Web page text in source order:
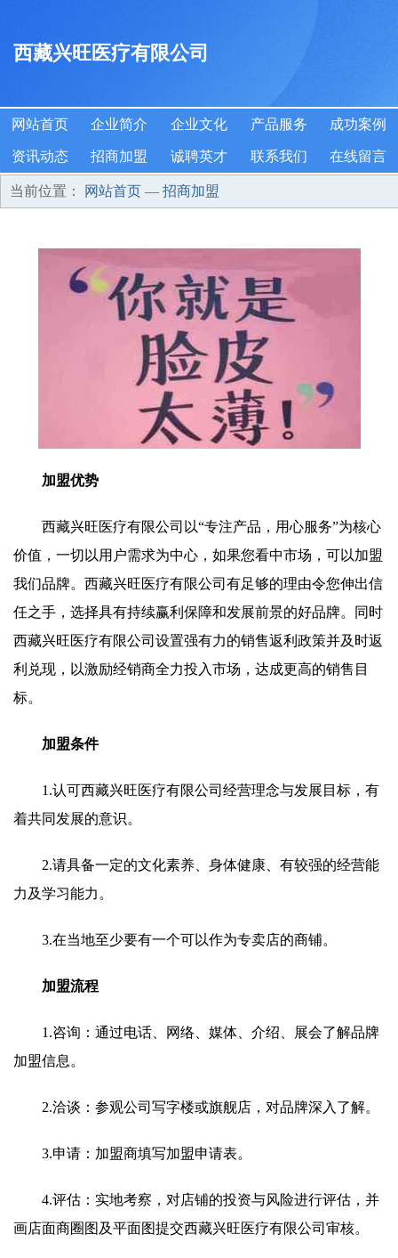
西藏兴旺医疗有限公司
网站首页 企业简介 企业文化 产品服务 成功案例
资讯动态 招商加盟 诚聘英才 联系我们 在线留言
当前位置： 网站首页 — 招商加盟
加盟优势
西藏兴旺医疗有限公司以“专注产品，用心服务”为核心
价值，一切以用户需求为中心，如果您看中市场，可以加盟
我们品牌。西藏兴旺医疗有限公司有足够的理由令您伸出信
任之手，选择具有持续赢利保障和发展前景的好品牌。同时
西藏兴旺医疗有限公司设置强有力的销售返利政策并及时返
利兑现，以激励经销商全力投入市场，达成更高的销售目
标。
加盟条件
1.认可西藏兴旺医疗有限公司经营理念与发展目标，有
着共同发展的意识。
2.请具备一定的文化素养、身体健康、有较强的经营能
力及学习能力。
3.在当地至少要有一个可以作为专卖店的商铺。
加盟流程
1.咨询：通过电话、网络、媒体、介绍、展会了解品牌
加盟信息。
2.洽谈：参观公司写字楼或旗舰店，对品牌深入了解。
3.申请：加盟商填写加盟申请表。
4.评估：实地考察，对店铺的投资与风险进行评估，并
画店面商圈图及平面图提交西藏兴旺医疗有限公司审核。